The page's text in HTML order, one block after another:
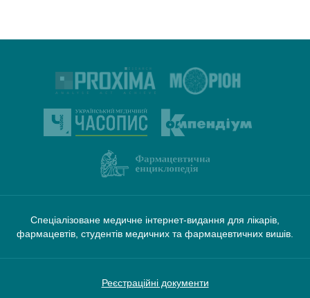
Спеціалізоване медичне інтернет-видання для лікарів,
фармацевтів, студентів медичних та фармацевтичних вишів.
Реєстраційні документи